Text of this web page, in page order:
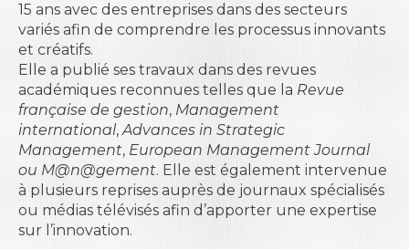
15 ans avec des entreprises dans des secteurs
variés afin de comprendre les processus innovants
et créatifs.
Elle a publié ses travaux dans des revues
académiques reconnues telles que la Revue
française de gestion, Management
international,Advances in Strategic
Management, European Management Journal
ou M@n@gement. Elle est également intervenue
à plusieurs reprises auprès de journaux spécialisés
ou médias télévisés afin d’apporter une expertise
sur l’innovation.